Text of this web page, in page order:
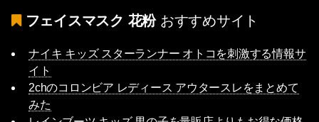
フェイスマスク 花粉おすすめサイト
ナイキ キッズ スターランナー オトコを刺激する情報サ
イト
2chのコロンビア レディース アウタースレをまとめて
みた